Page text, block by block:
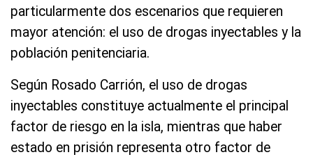
particularmente dos escenarios que requieren
mayor atención: el uso de drogas inyectables y la
población penitenciaria.
Según Rosado Carrión, el uso de drogas
inyectables constituye actualmente el principal
factor de riesgo en la isla, mientras que haber
estado en prisión representa otro factor de